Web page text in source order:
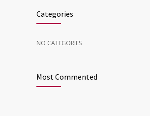
Categories
NO CATEGORIES
Most Commented